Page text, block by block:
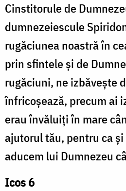
Cinstitorule de
dumnezeiescule
rugăciunea noastră în
prin sfintele și de
rugăciuni, ne izbăvește
înfricoșează, precum ai
erau învăluiți în mare
ajutorul tău, pentru ca și
aducem lui Dumnezeu
Icos 6